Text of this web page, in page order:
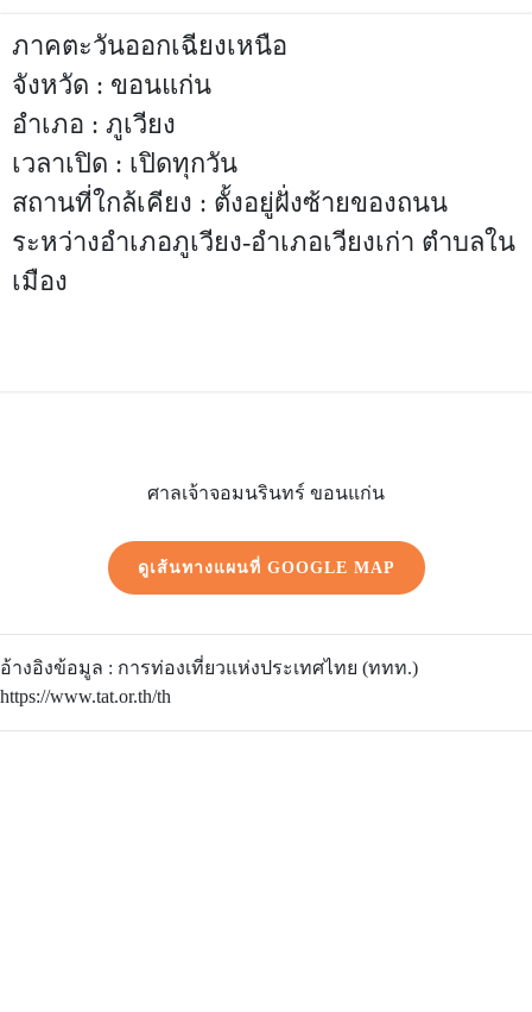
ภาคตะวันออกเฉียงเหนือ
จังหวัด : ขอนแก่น
อำเภอ : ภูเวียง
เวลาเปิด : เปิดทุกวัน
สถานที่ใกล้เคียง : ตั้งอยู่ฝั่งซ้ายของถนน
ระหว่างอำเภอภูเวียง-อำเภอเวียงเก่า ตำบลใน
เมือง
ศาลเจ้าจอมนรินทร์ ขอนแก่น
ดูเส้นทางแผนที่ GOOGLE MAP
อ้างอิงข้อมูล : การท่องเที่ยวแห่งประเทศไทย (ททท.)
https://www.tat.or.th/th